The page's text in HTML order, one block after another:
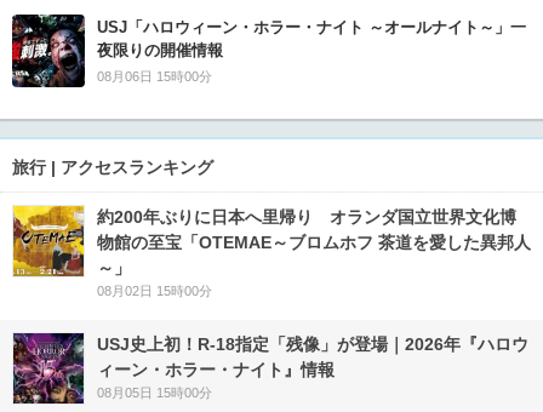
USJ「ハロウィーン・ホラー・ナイト ～オールナイト～」一
夜限りの開催情報
08月06日 15時00分
旅行 | アクセスランキング
約200年ぶりに日本へ里帰り オランダ国立世界文化博
物館の至宝「OTEMAE～ブロムホフ 茶道を愛した異邦人
～」
08月02日 15時00分
USJ史上初！R-18指定「残像」が登場｜2026年『ハロウ
ィーン・ホラー・ナイト』情報
08月05日 15時00分